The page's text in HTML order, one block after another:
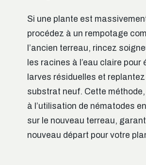
Si une plante est
procédez à un rempotage
l’ancien terreau, rincez
les racines à l’eau claire pour
larves résiduelles et
substrat neuf. Cette
à l’utilisation de nématodes
sur le nouveau terreau,
nouveau départ pour votre